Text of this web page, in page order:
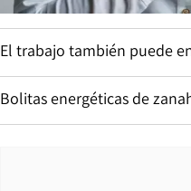
El trabajo también puede
Bolitas energéticas de